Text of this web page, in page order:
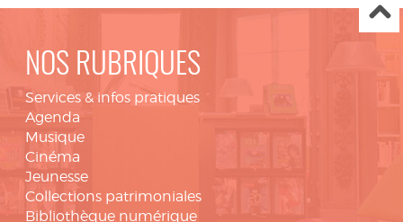
NOS RUBRIQUES
Services & infos pratiques
Agenda
Musique
Cinéma
Jeunesse
Collections patrimoniales
Bibliothèque numérique